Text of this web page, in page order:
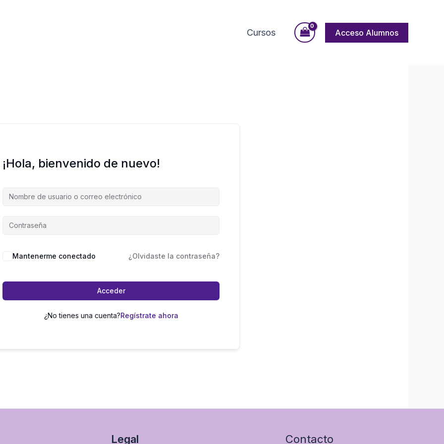
Cursos Acceso Alumnos
¡Hola, bienvenido de nuevo!
Mantenerme conectado ¿Olvidaste la contraseña?
Acceder
¿No tienes una cuenta?Regístrate ahora
Legal Contacto